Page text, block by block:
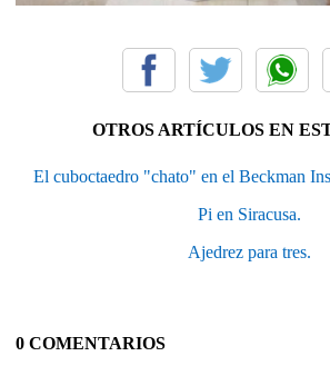
OTROS ARTÍCULOS EN
El cuboctaedro "chato" en el Beckman
Pi en Siracusa.
Ajedrez para tres.
0 COMENTARIOS